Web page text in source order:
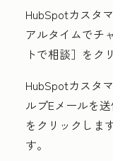
HubSpotカスタ
アルタイムでチ
トで相談］ をク
HubSpotカスタ
ルプEメールを
をクリックしま
す。